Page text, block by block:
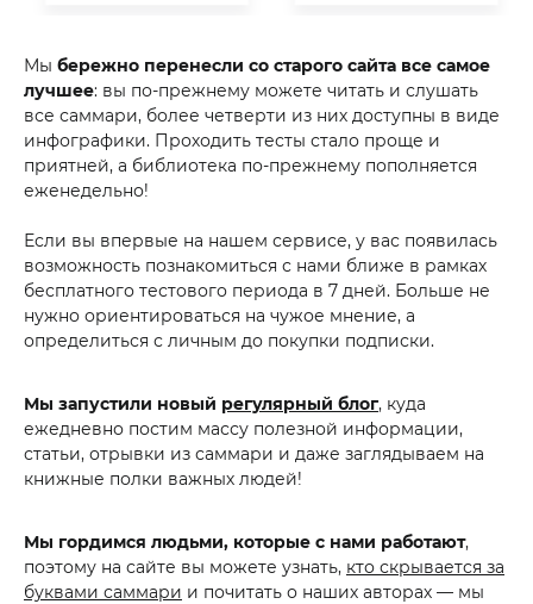
Мы бережно перенесли со старого сайта все самое
лучшее: вы по-прежнему можете читать и слушать
все саммари, более четверти из них доступны в виде
инфографики. Проходить тесты стало проще и
приятней, а библиотека по-прежнему пополняется
еженедельно!
Если вы впервые на нашем сервисе, у вас появилась
возможность познакомиться с нами ближе в рамках
бесплатного тестового периода в 7 дней. Больше не
нужно ориентироваться на чужое мнение, а
определиться с личным до покупки подписки.
Мы запустили новый регулярный блог, куда
ежедневно постим массу полезной информации,
статьи, отрывки из саммари и даже заглядываем на
книжные полки важных людей!
Мы гордимся людьми, которые с нами работают,
поэтому на сайте вы можете узнать, кто скрывается за
буквами саммари и почитать о наших авторах — мы